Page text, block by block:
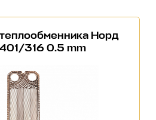
Норд
316 0.5 mm